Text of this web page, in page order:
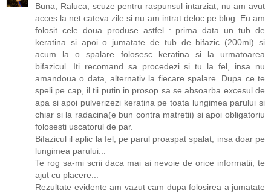
Buna, Raluca, scuze pentru raspunsul intarziat, nu am avut
acces la net cateva zile si nu am intrat deloc pe blog. Eu am
folosit cele doua produse astfel : prima data un tub de
keratina si apoi o jumatate de tub de bifazic (200ml) si
acum la o spalare folosesc keratina si la urmatoarea
bifazicul. Iti recomand sa procedezi si tu la fel, insa nu
amandoua o data, alternativ la fiecare spalare. Dupa ce te
speli pe cap, il tii putin in prosop sa se absoarba excesul de
apa si apoi pulverizezi keratina pe toata lungimea parului si
chiar si la radacina(e bun contra matretii) si apoi obligatoriu
folosesti uscatorul de par.
Bifazicul il aplic la fel, pe parul proaspat spalat, insa doar pe
lungimea parului...
Te rog sa-mi scrii daca mai ai nevoie de orice informatii, te
ajut cu placere...
Rezultate evidente am vazut cam dupa folosirea a jumatate